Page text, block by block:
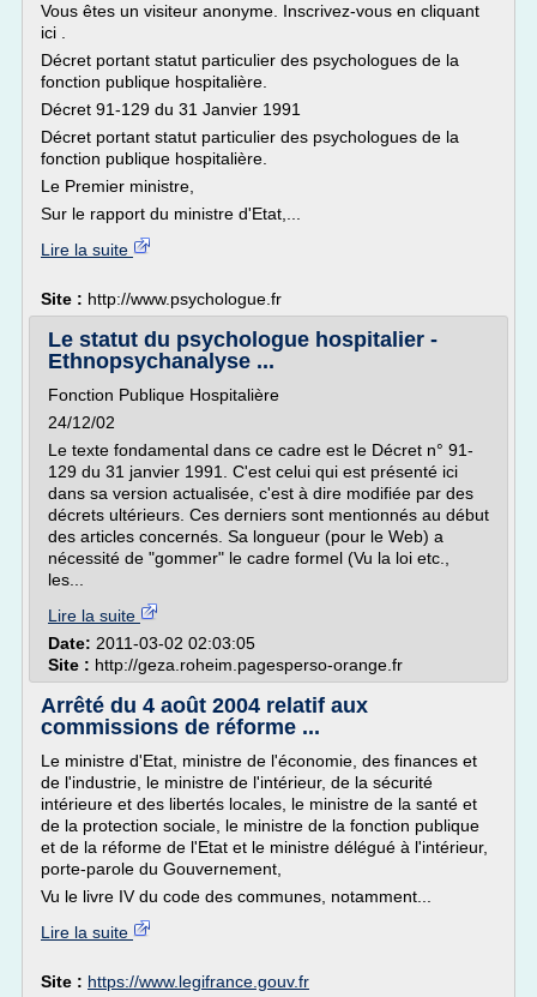
Vous êtes un visiteur anonyme. Inscrivez-vous en cliquant
ici .
Décret portant statut particulier des psychologues de la
fonction publique hospitalière.
Décret 91-129 du 31 Janvier 1991
Décret portant statut particulier des psychologues de la
fonction publique hospitalière.
Le Premier ministre,
Sur le rapport du ministre d'Etat,...
Lire la suite
Site : http://www.psychologue.fr
Le statut du psychologue hospitalier -
Ethnopsychanalyse ...
Fonction Publique Hospitalière
24/12/02
Le texte fondamental dans ce cadre est le Décret n° 91-
129 du 31 janvier 1991. C'est celui qui est présenté ici
dans sa version actualisée, c'est à dire modifiée par des
décrets ultérieurs. Ces derniers sont mentionnés au début
des articles concernés. Sa longueur (pour le Web) a
nécessité de "gommer" le cadre formel (Vu la loi etc.,
les...
Lire la suite
Date: 2011-03-02 02:03:05
Site : http://geza.roheim.pagesperso-orange.fr
Arrêté du 4 août 2004 relatif aux
commissions de réforme ...
Le ministre d'Etat, ministre de l'économie, des finances et
de l'industrie, le ministre de l'intérieur, de la sécurité
intérieure et des libertés locales, le ministre de la santé et
de la protection sociale, le ministre de la fonction publique
et de la réforme de l'Etat et le ministre délégué à l'intérieur,
porte-parole du Gouvernement,
Vu le livre IV du code des communes, notamment...
Lire la suite
Site : https://www.legifrance.gouv.fr